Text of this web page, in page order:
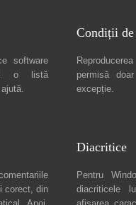
software
o listă
Condiții de
permisă
excepție.
corect, din
Diacritice
Pentru
diacriticele